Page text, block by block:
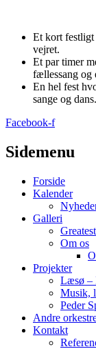
Et kort festligt
vejret.
Et par timer
fællessang og
En hel fest
sange og dans.
Facebook-f
Sidemenu
Forside
Kalender
Galleri
Om os
Projekter
Læsø –
Musik,
Peder
Andre
Kontakt